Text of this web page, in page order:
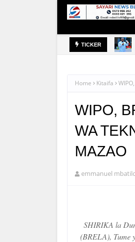
TICKER
Home Kitaifa
WIPO,
WA
MAZAO
emmanuel
SHIRIKA la
(BRELA), Tume